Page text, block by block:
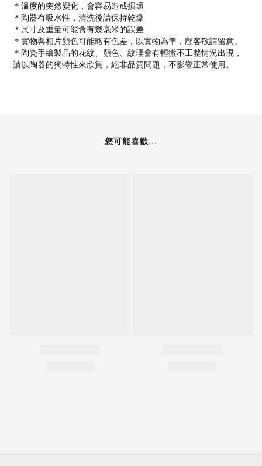
＊溫度的突然變化，會容易造成損壞
＊陶器有吸水性，清洗後請保持乾燥
＊尺寸及重量可能會有幾毫米的誤差
＊實物與相片顏色可能略有色差，以實物為準，顧客敬請留意。
＊陶瓷手繪製品的花紋、顏色、紋理會有輕微不工整情況出現，
請以陶器的獨特性來欣賞，絕非品質問題，不影響正常使用。
您可能喜歡...